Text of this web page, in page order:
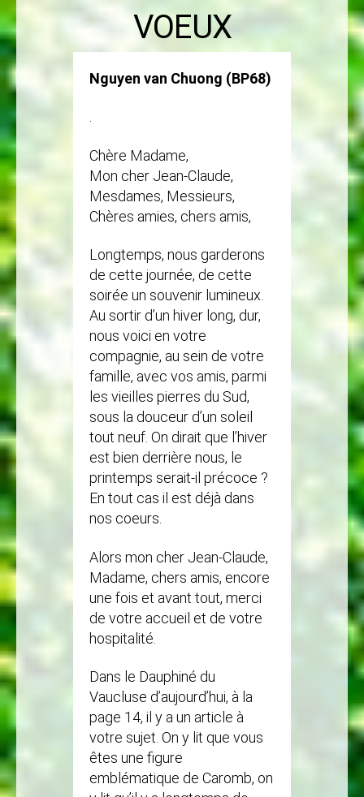
VOEUX
Nguyen van Chuong (BP68)
Chère Madame,
Mon cher Jean-Claude,
Mesdames, Messieurs,
Chères amies, chers amis,
Longtemps, nous garderons
de cette journée, de cette
soirée un souvenir lumineux.
Au sortir d’un hiver long, dur,
nous voici en votre
compagnie, au sein de votre
famille, avec vos amis, parmi
les vieilles pierres du Sud,
sous la douceur d’un soleil
tout neuf. On dirait que l’hiver
est bien derrière nous, le
printemps serait-il précoce ?
En tout cas il est déjà dans
nos coeurs.
Alors mon cher Jean-Claude,
Madame, chers amis, encore
une fois et avant tout, merci
de votre accueil et de votre
hospitalité.
Dans le Dauphiné du
Vaucluse d’aujourd’hui, à la
page 14, il y a un article à
votre sujet. On y lit que vous
êtes une figure
emblématique de Caromb, on